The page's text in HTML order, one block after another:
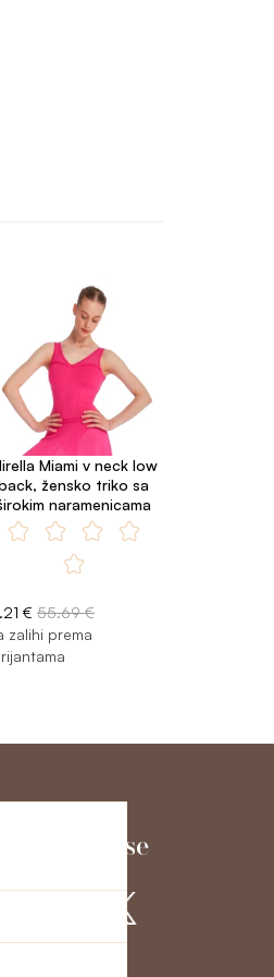
Miami v neck low
žensko triko sa
naramenicama
€ 55.69 €
zalihi prema
nam se